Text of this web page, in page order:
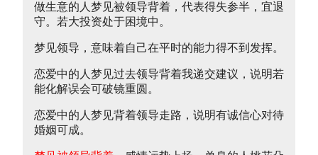
做生意的人梦见被领导背着，代表得失参半，宜退
守。若大投资处于困境中。
梦见领导，意味着自己在平时的能力得不到发挥。
恋爱中的人梦见过去领导背着我递交建议，说明若
能化解误会可破镜重圆。
恋爱中的人梦见背着领导走路，说明有诚信心对待
婚姻可成。